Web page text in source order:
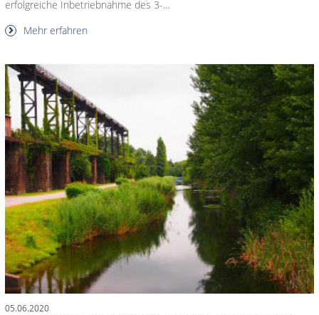
erfolgreiche Inbetriebnahme des 3-...
Mehr erfahren
05.06.2020